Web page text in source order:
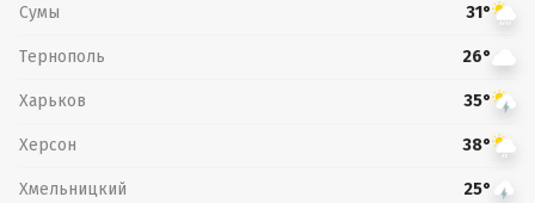
Сумы 31°
Тернополь 26°
Харьков 35°
Херсон 38°
Хмельницкий 25°